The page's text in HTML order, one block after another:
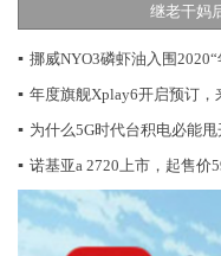
继老干妈
▪ 挪威NYO3磷虾油入围
▪ 年度旗舰Xplay6开启预订，
▪ 为什么5G时代台积电必能
▪ 诺基亚a 2720上市，起售价